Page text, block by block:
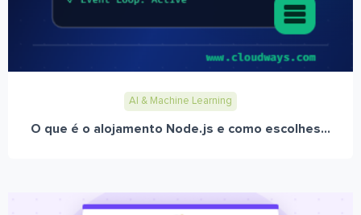
AI & Machine Learning
O que é o alojamento Node.js e como escolhes...